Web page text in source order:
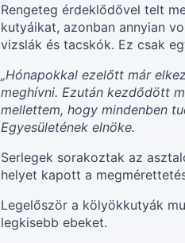
Rengeteg érdeklődővel telt
kutyáikat, azonban annyian
vizslák és tacskók. Ez csak
„Hónapokkal ezelőtt már
meghívni. Ezután kezdődött
mellettem, hogy mindenben
Egyesületének elnöke.
Serlegek sorakoztak az
helyet kapott a
Legelőször a kölyökkutyák
legkisebb ebeket.